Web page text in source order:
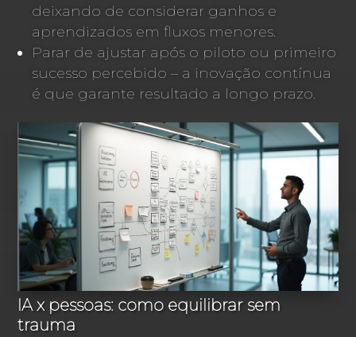
deixando de considerar ganhos e
aprendizados em fluxos menores.
Parar de ajustar após o piloto ou primeiro
sucesso percebido – a inovação contínua
é que garante resultado a longo prazo.
IA x pessoas: como equilibrar sem
trauma